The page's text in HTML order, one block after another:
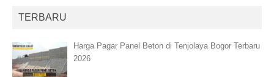
TERBARU
Harga Pagar Panel Beton di Tenjolaya Bogor Terbaru
2026